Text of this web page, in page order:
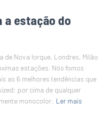
a estação do
de Nova Iorque, Londres, Milão
estações. Nós fomos
as 6 melhores tendências que
por cima de qualquer
monocolor. Ler mais